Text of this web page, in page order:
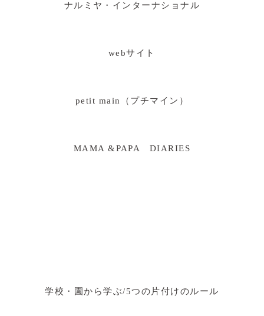
ナルミヤ・インターナショナル
webサイト
petit main（プチマイン）
MAMA &PAPA DIARIES
学校・園から学ぶ/5つの片付けのルール